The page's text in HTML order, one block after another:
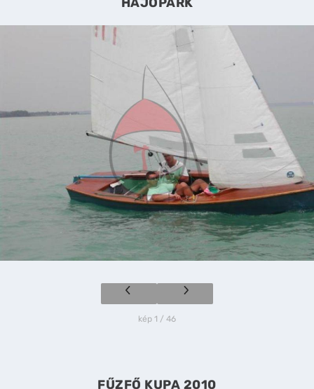
kép 1 / 46
FŰZFŐ KUPA 2010